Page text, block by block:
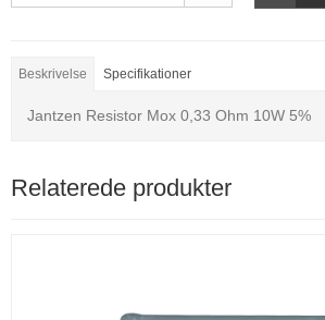
Beskrivelse Specifikationer
Jantzen Resistor Mox 0,33 Ohm 10W 5%
Relaterede produkter